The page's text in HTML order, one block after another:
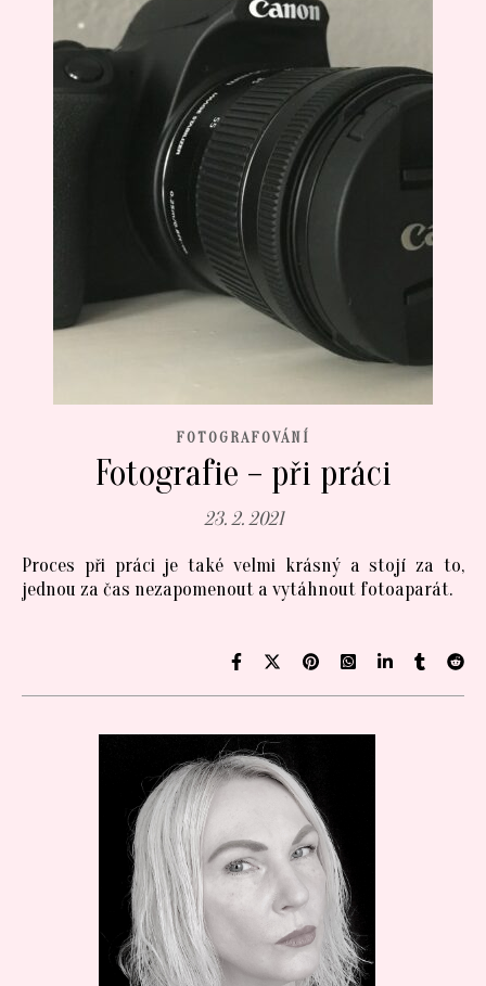
FOTOGRAFOVÁNÍ
Fotografie – při práci
23. 2. 2021
Proces při práci je také velmi krásný a stojí za to,
jednou za čas nezapomenout a vytáhnout fotoaparát.